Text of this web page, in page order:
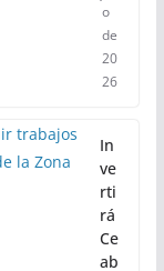
o
de
20
26
In
ve
rti
rá
Ce
ab